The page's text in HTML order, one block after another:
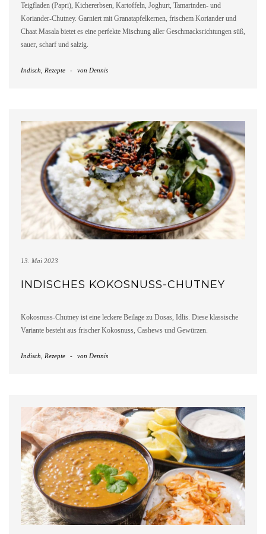
Teigfladen (Papri), Kichererbsen, Kartoffeln, Joghurt, Tamarinden- und
Koriander-Chutney. Garniert mit Granatapfelkernen, frischem Koriander und
Chaat Masala bietet es eine perfekte Mischung aller Geschmacksrichtungen süß,
sauer, scharf und salzig.
Indisch Rezepte - von Dennis
13. Mai 2023
INDISCHES KOKOSNUSS-CHUTNEY
Kokosnuss-Chutney ist eine leckere Beilage zu Dosas, Idlis. Diese klassische
Variante besteht aus frischer Kokosnuss, Cashews und Gewürzen.
Indisch Rezepte - von Dennis